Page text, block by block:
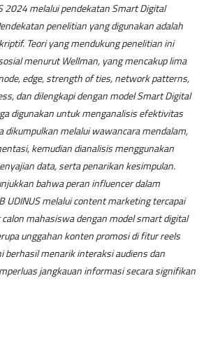
2024 melalui pendekatan Smart Digital
penelitian yang digunakan adalah
Teori yang mendukung penelitian ini
menurut Wellman, yang mencakup lima
edge, strength of ties, network patterns,
dan dilengkapi dengan model Smart Digital
digunakan untuk menganalisis efektivitas
dikumpulkan melalui wawancara mendalam,
kemudian dianalisis menggunakan
data, serta penarikan kesimpulan.
bahwa peran influencer dalam
UDINUS melalui content marketing tercapai
mahasiswa dengan model smart digital
unggahan konten promosi di fitur reels
berhasil menarik interaksi audiens dan
jangkauan informasi secara signifikan